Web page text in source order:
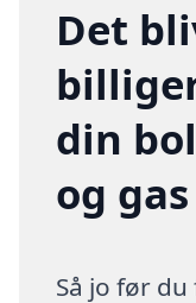
Det
din
og gas
Så jo før